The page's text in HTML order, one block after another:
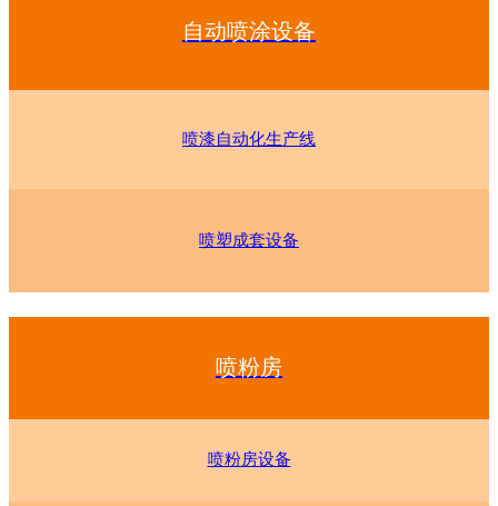
自动喷涂设备
喷漆自动化生产线
喷塑成套设备
喷粉房
喷粉房设备